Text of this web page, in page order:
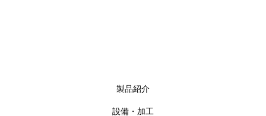
製品紹介
設備・加工